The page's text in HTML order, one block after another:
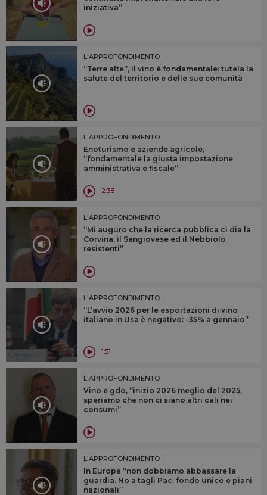
iniziativa”
L'APPROFONDIMENTO
“Terre alte”, il vino è fondamentale: tutela la
salute del territorio e delle sue comunità
L'APPROFONDIMENTO
Enoturismo e aziende agricole,
“fondamentale la giusta impostazione
amministrativa e fiscale”
2:38
L'APPROFONDIMENTO
“Mi auguro che la ricerca pubblica ci dia la
Corvina, il Sangiovese ed il Nebbiolo
resistenti”
L'APPROFONDIMENTO
“L’avvio 2026 per le esportazioni di vino
italiano in Usa è negativo: -35% a gennaio”
1:51
L'APPROFONDIMENTO
Vino e gdo, “inizio 2026 meglio del 2025,
speriamo che non ci siano altri cali nei
consumi”
L'APPROFONDIMENTO
In Europa “non dobbiamo abbassare la
guardia. No a tagli Pac, fondo unico e piani
nazionali”